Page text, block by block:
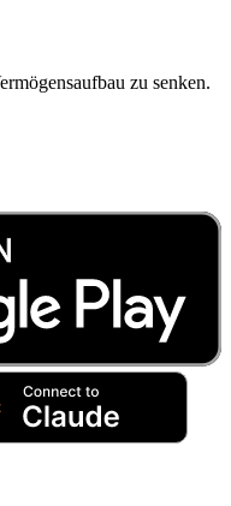
zu senken.